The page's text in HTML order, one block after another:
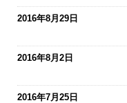
2016年8月29日
2016年8月2日
2016年7月25日